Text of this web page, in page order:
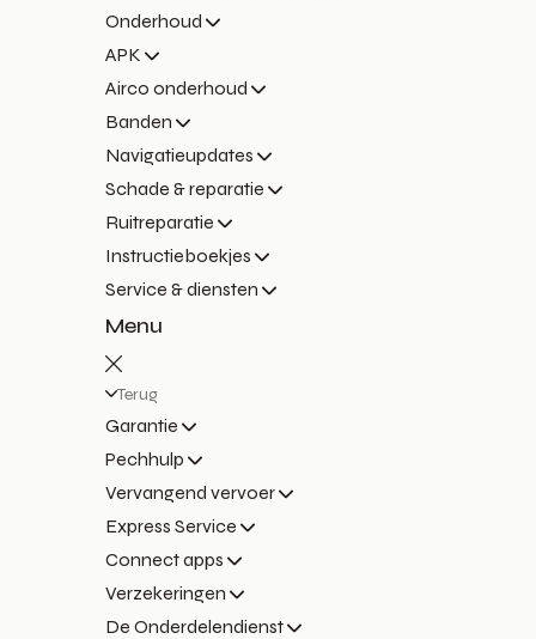
Onderhoud
APK
Airco onderhoud
Banden
Navigatieupdates
Schade & reparatie
Ruitreparatie
Instructieboekjes
Service & diensten
Menu
Terug
Garantie
Pechhulp
Vervangend vervoer
Express Service
Connect apps
Verzekeringen
De Onderdelendienst